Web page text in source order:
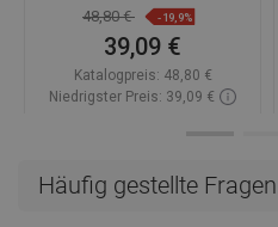
Häufig gestellte Fragen
48,80 € -19,9%
39,09 €
Katalogpreis: 48,80 €
Niedrigster Preis: 39,09 €